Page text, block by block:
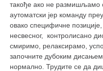
такође ако не
аутоматски јер команду
овако специфичне
несвесног, контролисано
смиримо, релаксирамо,
започните дубоким
нормално. Трудите се да